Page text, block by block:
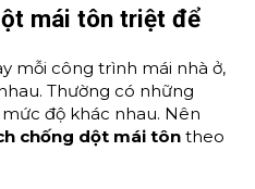
mái tôn triệt để
mỗi công trình mái nhà ở,
Thường có những
độ khác nhau. Nên
chống dột mái tôn theo